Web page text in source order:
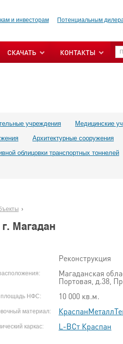
и инвесторам Потенциальным
СКАЧАТЬ КОНТАКТЫ
учреждения
Медицинские
Архитектурные сооружения
облицовки транспортных тоннелей
Магадан
Реконструкция
Магаданская
Портовая, д.38,
НФС: 10 000 кв.м.
материал:
каркас: L-ВСт Краспан